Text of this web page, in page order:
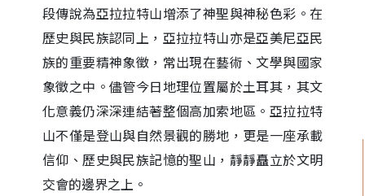
段傳說為亞拉拉特山增添了神聖與神秘色彩。在
歷史與民族認同上，亞拉拉特山亦是亞美尼亞民
族的重要精神象徵，常出現在藝術、文學與國家
象徵之中。儘管今日地理位置屬於土耳其，其文
化意義仍深深連結著整個高加索地區。亞拉拉特
山不僅是登山與自然景觀的勝地，更是一座承載
信仰、歷史與民族記憶的聖山，靜靜矗立於文明
交會的邊界之上。